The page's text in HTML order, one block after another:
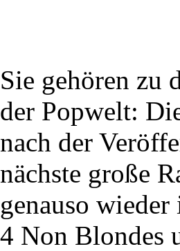
Sie gehören zu
der Popwelt:
nach der
nächste große
genauso
4 Non Blondes